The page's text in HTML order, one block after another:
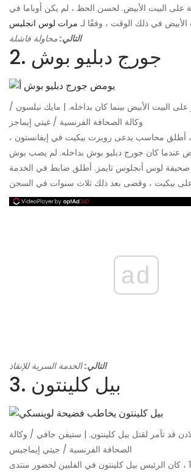
على البيت الأبيض. لحسن الحظ ، لم يكن أوباما في
الأبيض في ذلك الوقت ، وفقًا لـ مرات لوس انجليس
التالي: محاولة فاشلة
2. جورج دبليو بوش
البيت الأبيض بينما كان بداخله. | مايك نيلسون /
وكالة الصحافة الفرنسية / غيتي إيماجز
في 7 فبراير 2001 ، أطلق محاسب يدعى روبرت بيكيت في إيفانستون ،
عندما كان جورج دبليو بوش بداخله. لم يصب بوش
لوس أنجلوس تايمز. أطلق ضابط في الخدمة
ad
التالي:الخدمة السرية للإنقاذ
3. بيل كلينتون
قد تآمر لقتل بيل كلينتون. | ستيفن جافي / وكالة
الصحافة الفرنسية / جيتي إيماجيس
في نوفمبر 1996 ، كان الرئيس بيل كلينتون في الفلبين لحضور منتدى